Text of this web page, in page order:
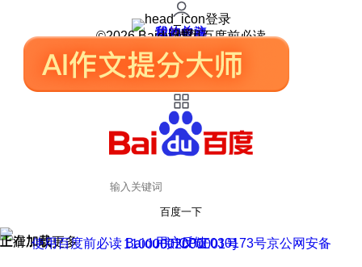
登录
我的关注
我的收藏
皮肤中心
用户反馈
设置
©2026 Baidu 使用百度前必读
百度一下
正在加载
上滑加载更多 用户反馈
使用百度前必读 Baidu 京ICP证030173号
京公网安备11000002000001号